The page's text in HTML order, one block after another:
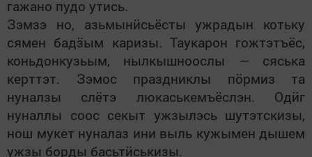
гажано пудо утись.
Зэмзэ но, азьмынӥсьёсты ужрадын котьку
сямен бадӟым каризы. Таукарон гожтэтъёс,
коньдонкузьым, нылкышноослы — сяська
керттэт. Зэмос праздниклы пӧрмиз та
нуналзы слётэ люкаськемъёслэн. Одӥг
нуналлы соос секыт ужзылэсь шутэтскизы,
нош мукет нуналаз ини выль кужымен дышем
ужзы борды басьтӥськизы.